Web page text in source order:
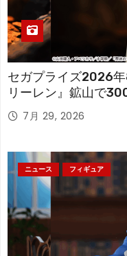
セガプライズ2026
リーレン』鉱山で
「フリーレン」を立
7月 29, 2026
ニュース フィギュア